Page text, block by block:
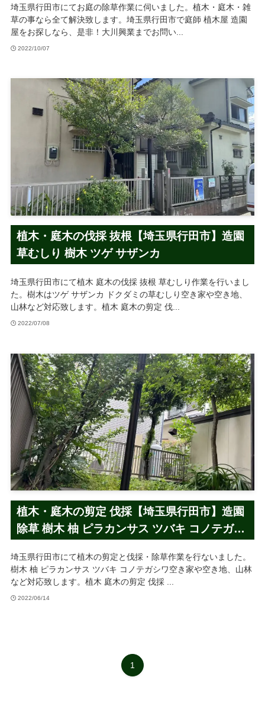
埼玉県行田市にてお庭の除草作業に伺いました。植木・庭木・雑
草の事なら全て解決致します。埼玉県行田市で庭師 植木屋 造園
屋をお探しなら、是非！大川興業までお問い...
2022/10/07
植木・庭木の伐採 抜根【埼玉県行田市】造園
草むしり 樹木 ツゲ サザンカ
埼玉県行田市にて植木 庭木の伐採 抜根 草むしり作業を行いまし
た。樹木はツゲ サザンカ ドクダミの草むしり空き家や空き地、
山林など対応致します。植木 庭木の剪定 伐...
2022/07/08
植木・庭木の剪定 伐採【埼玉県行田市】造園
除草 樹木 柚 ピラカンサス ツバキ コノテガシ
埼玉県行田市にて植木の剪定と伐採・除草作業を行ないました。
樹木 柚 ピラカンサス ツバキ コノテガシワ空き家や空き地、山林
など対応致します。植木 庭木の剪定 伐採 ...
2022/06/14
1